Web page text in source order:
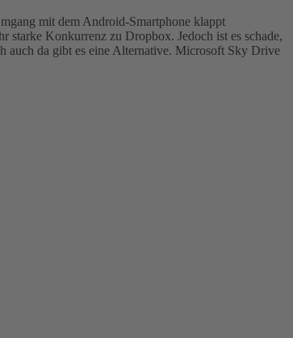
mit dem Android-Smartphone klappt
Konkurrenz zu Dropbox. Jedoch ist es schade,
auch da gibt es eine Alternative. Microsoft Sky Drive